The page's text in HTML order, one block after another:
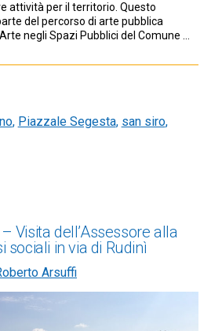
attività per il territorio. Questo
del percorso di arte pubblica
negli Spazi Pubblici del Comune …
, Piazzale Segesta, san siro,
Visita dell’Assessore alla
sociali in via di Rudinì
Arsuffi